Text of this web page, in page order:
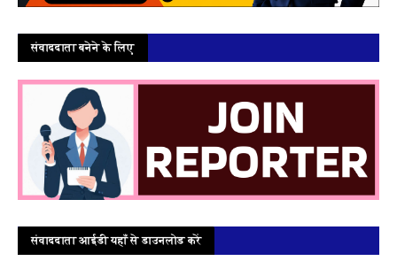
संवाददाता बनेने के लिए
संवाददाता आईडी यहाँ से डाउनलोड करें